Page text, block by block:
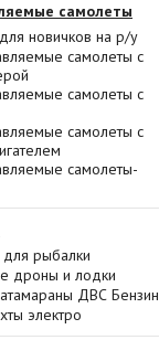
самолеты
новичков на р/у
самолеты с
самолеты с
самолеты с
самолеты-
рыбалки
дроны и лодки
ДВС Бензин
электро